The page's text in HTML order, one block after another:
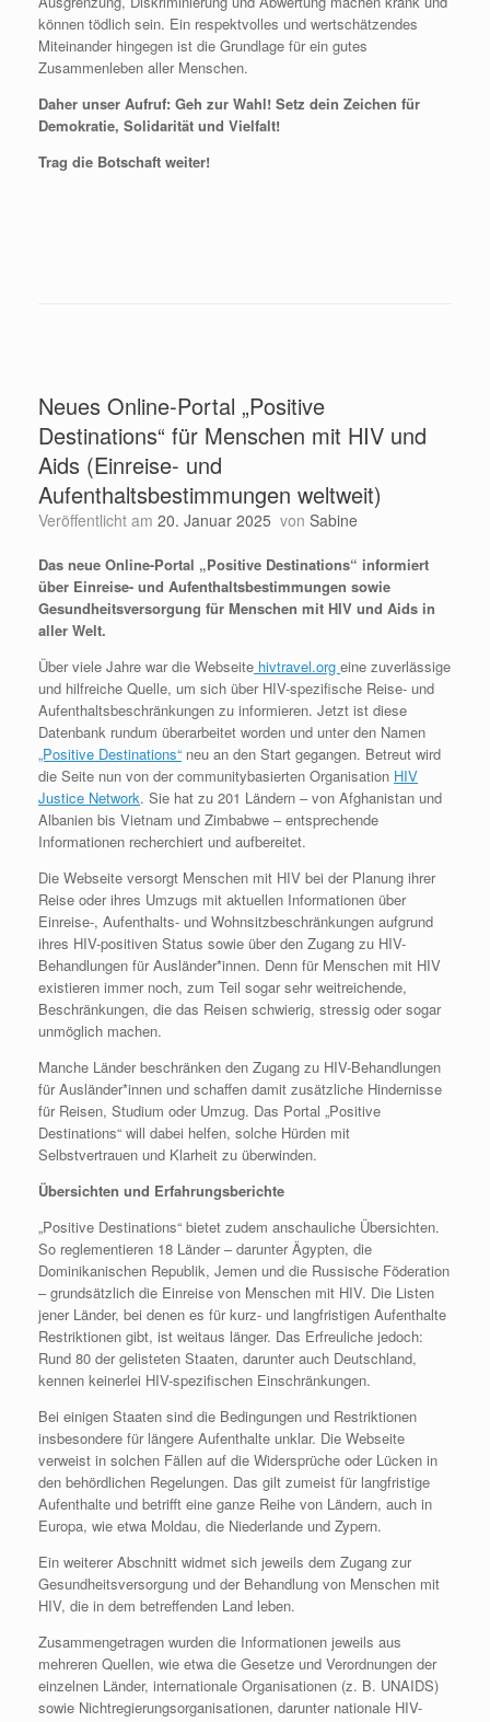
können tödlich sein. Ein respektvolles und wertschätzendes
Miteinander hingegen ist die Grundlage für ein gutes
Zusammenleben aller Menschen.
Daher unser Aufruf: Geh zur Wahl! Setz dein Zeichen für
Demokratie, Solidarität und Vielfalt!
Trag die Botschaft weiter!
Neues Online-Portal „Positive
Destinations“ für Menschen mit HIV und
Aids (Einreise- und
Aufenthaltsbestimmungen weltweit)
Veröffentlicht am 20. Januar 2025 von Sabine
Das neue Online-Portal „Positive Destinations“ informiert
über Einreise- und Aufenthaltsbestimmungen sowie
Gesundheitsversorgung für Menschen mit HIV und Aids in
aller Welt.
Über viele Jahre war die Webseite hivtravel.org eine zuverlässige
und hilfreiche Quelle, um sich über HIV-spezifische Reise- und
Aufenthaltsbeschränkungen zu informieren. Jetzt ist diese
Datenbank rundum überarbeitet worden und unter den Namen
„Positive Destinations“ neu an den Start gegangen. Betreut wird
die Seite nun von der communitybasierten Organisation HIV
Justice Network. Sie hat zu 201 Ländern ­– von Afghanistan und
Albanien bis Vietnam und Zimbabwe – entsprechende
Informationen recherchiert und aufbereitet.
Die Webseite versorgt Menschen mit HIV bei der Planung ihrer
Reise oder ihres Umzugs mit aktuellen Informationen über
Einreise-, Aufenthalts- und Wohnsitzbeschränkungen aufgrund
ihres HIV-positiven Status sowie über den Zugang zu HIV-
Behandlungen für Ausländer*innen. Denn für Menschen mit HIV
existieren immer noch, zum Teil sogar sehr weitreichende,
Beschränkungen, die das Reisen schwierig, stressig oder sogar
unmöglich machen.
Manche Länder beschränken den Zugang zu HIV-Behandlungen
für Ausländer*innen und schaffen damit zusätzliche Hindernisse
für Reisen, Studium oder Umzug. Das Portal „Positive
Destinations“ will dabei helfen, solche Hürden mit
Selbstvertrauen und Klarheit zu überwinden.
Übersichten und Erfahrungsberichte
„Positive Destinations“ bietet zudem anschauliche Übersichten.
So reglementieren 18 Länder – darunter Ägypten, die
Dominikanischen Republik, Jemen und die Russische Föderation
– grundsätzlich die Einreise von Menschen mit HIV. Die Listen
jener Länder, bei denen es für kurz- und langfristigen Aufenthalte
Restriktionen gibt, ist weitaus länger. Das Erfreuliche jedoch:
Rund 80 der gelisteten Staaten, darunter auch Deutschland,
kennen keinerlei HIV-spezifischen Einschränkungen.
Bei einigen Staaten sind die Bedingungen und Restriktionen
insbesondere für längere Aufenthalte unklar. Die Webseite
verweist in solchen Fällen auf die Widersprüche oder Lücken in
den behördlichen Regelungen. Das gilt zumeist für langfristige
Aufenthalte und betrifft eine ganze Reihe von Ländern, auch in
Europa, wie etwa Moldau, die Niederlande und Zypern.
Ein weiterer Abschnitt widmet sich jeweils dem Zugang zur
Gesundheitsversorgung und der Behandlung von Menschen mit
HIV, die in dem betreffenden Land leben.
Zusammengetragen wurden die Informationen jeweils aus
mehreren Quellen, wie etwa die Gesetze und Verordnungen der
einzelnen Länder, internationale Organisationen (z. B. UNAIDS)
sowie Nichtregierungsorganisationen, darunter nationale HIV-